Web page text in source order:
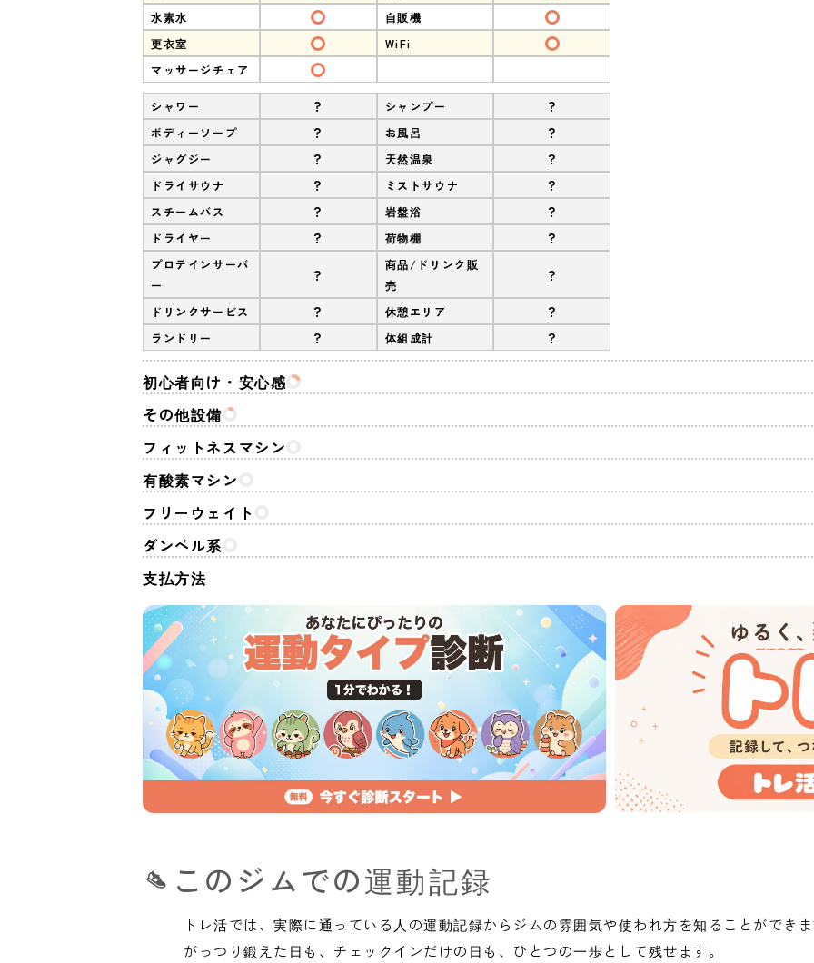
水素水
自販機
更衣室
WiFi
マッサージチェア
シャワー ? シャンプー ?
ボディーソープ ? お風呂 ?
ジャグジー ? 天然温泉 ?
ドライサウナ ? ミストサウナ ?
スチームバス ? 岩盤浴 ?
ドライヤー ? 荷物棚 ?
プロテインサーバ
ー
?
商品/ドリンク販
売
?
ドリンクサービス ? 休憩エリア ?
ランドリー ? 体組成計 ?
初心者向け・安心感
その他設備
フィットネスマシン
有酸素マシン
フリーウェイト
ダンベル系
支払方法
このジムでの運動記録
トレ活では、実際に通っている人の運動記録からジムの雰囲気や使われ方を知ることができ
がっつり鍛えた日も、チェックインだけの日も、ひとつの一歩として残せます。